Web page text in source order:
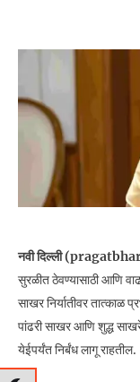
नवी दिल्ली
सुरळीत ठेवण्यासाठी आणि
साखर निर्यातीवर तात्काळ
पांढरी साखर आणि शुद्ध
येईपर्यंत निर्बंध लागू राहतील.